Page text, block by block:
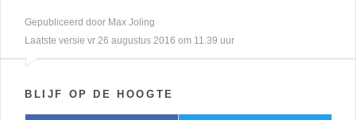
Gepubliceerd door Max Joling
Laatste versie vr 26 augustus 2016 om 11.39 uur
BLIJF OP DE HOOGTE